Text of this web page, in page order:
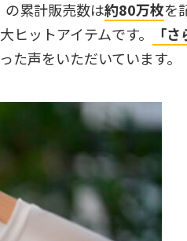
累計販売数は約80万枚を
ットアイテムです。
「さ
た声をいただいています。